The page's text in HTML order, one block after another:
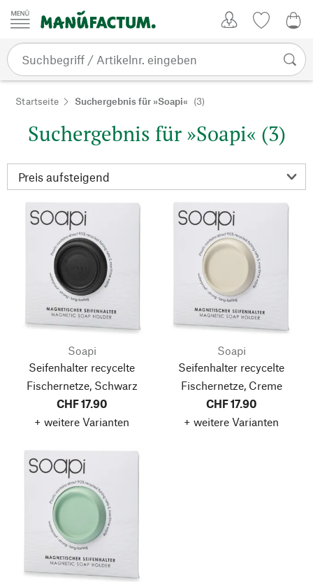
Zum Inhalt springen
Startseite Suchergebnis für »Soapi« (3)
Suchergebnis für »Soapi« (3)
Soapi
Seifenhalter recycelte
Fischernetze, Schwarz
CHF 17.90
+ weitere Varianten
Soapi
Seifenhalter recycelte
Fischernetze, Creme
CHF 17.90
+ weitere Varianten